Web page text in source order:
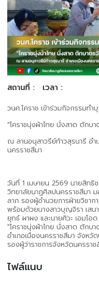
สถานที่ : เวลา :
วนศ.โคราช เข้าร่วมกิจกรรม
"โคราชนุ่งผ้าไทย นั่งสาด ตักบ
ณ ลานอนุสาวรีย์ท้าวสุรนารี อำ
นครราชสีมา
วันที่ 1 เมษายน 2569 นายสิท
วิทยาลัยนาฏศิลปนครราชสีมา
ลาภ รองผู้อำนวยการฝ่ายวิชาก
พร้อมด้วยนางสาวบุญจิรา เสน
ยุทธ์ ผาผง และนายศิวะ เอมโ
"โคราชนุ่งผ้าไทย นั่งสาด ตักบ
อำเภอเมืองนครราชสีมา จังห
รองผู้ว่าราชการจังหวัดนครราช
ไฟล์แนบ